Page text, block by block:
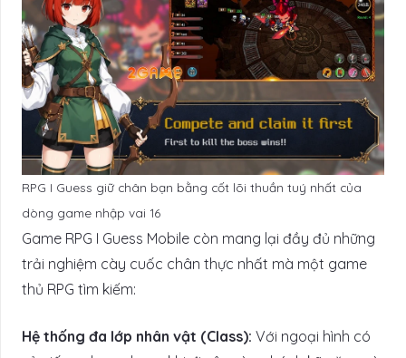
RPG I Guess giữ chân bạn bằng cốt lõi thuần tuý nhất của
dòng game nhập vai 16
Game RPG I Guess Mobile còn mang lại đầy đủ những
trải nghiệm cày cuốc chân thực nhất mà một game
thủ RPG tìm kiếm:
Hệ thống đa lớp nhân vật (Class): Với ngoại hình có